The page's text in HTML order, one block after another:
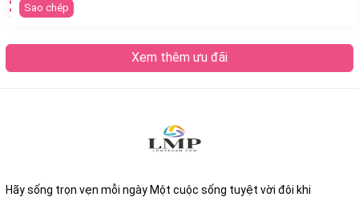
Sao chép
Xem thêm ưu đãi
Hãy sống trọn vẹn mỗi ngày Một cuộc sống tuyệt vời đôi khi